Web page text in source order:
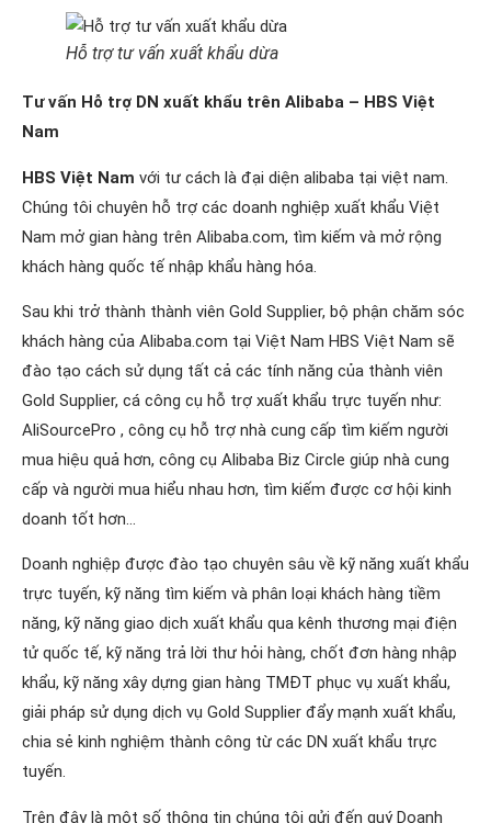
Hỗ trợ tư vấn xuất khẩu dừa
Tư vấn Hỗ trợ DN xuất khẩu trên Alibaba – HBS Việt
Nam
HBS Việt Nam với tư cách là đại diện alibaba tại việt nam.
Chúng tôi chuyên hỗ trợ các doanh nghiệp xuất khẩu Việt
Nam mở gian hàng trên Alibaba.com, tìm kiếm và mở rộng
khách hàng quốc tế nhập khẩu hàng hóa.
Sau khi trở thành thành viên Gold Supplier, bộ phận chăm sóc
khách hàng của Alibaba.com tại Việt Nam HBS Việt Nam sẽ
đào tạo cách sử dụng tất cả các tính năng của thành viên
Gold Supplier, cá công cụ hỗ trợ xuất khẩu trực tuyến như:
AliSourcePro , công cụ hỗ trợ nhà cung cấp tìm kiếm người
mua hiệu quả hơn, công cụ Alibaba Biz Circle giúp nhà cung
cấp và người mua hiểu nhau hơn, tìm kiếm được cơ hội kinh
doanh tốt hơn…
Doanh nghiệp được đào tạo chuyên sâu về kỹ năng xuất khẩu
trực tuyến, kỹ năng tìm kiếm và phân loại khách hàng tiềm
năng, kỹ năng giao dịch xuất khẩu qua kênh thương mại điện
tử quốc tế, kỹ năng trả lời thư hỏi hàng, chốt đơn hàng nhập
khẩu, kỹ năng xây dựng gian hàng TMĐT phục vụ xuất khẩu,
giải pháp sử dụng dịch vụ Gold Supplier đẩy mạnh xuất khẩu,
chia sẻ kinh nghiệm thành công từ các DN xuất khẩu trực
tuyến.
Trên đây là một số thông tin chúng tôi gửi đến quý Doanh